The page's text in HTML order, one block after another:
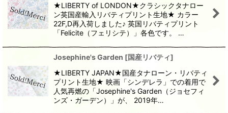
★LIBERTY of LONDON★クラシックタナロー
ン英国産輸入リバティプリント生地★ カラー
22F,D再入荷しました♪ 英国リバティプリント
「Felicite（フェリシテ）」各色です。 …
Josephine's Garden [国産リバティ]
★LIBERTY JAPAN★国産タナローン・リバティ
プリント生地★ 映画「シンデレラ」での着用で
人気再燃の「Josephine's Garden（ジョセフィ
ンズ・ガーデン）」が、 2019年…